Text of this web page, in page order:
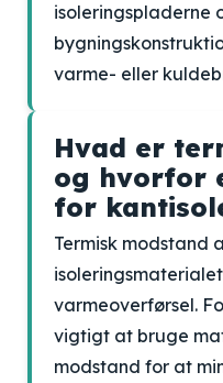
isoleringspladerne
varme- eller
Hvad er
og hvorfor
for
Termisk modstand
varmeoverførsel.
vigtigt at bruge
modstand for at